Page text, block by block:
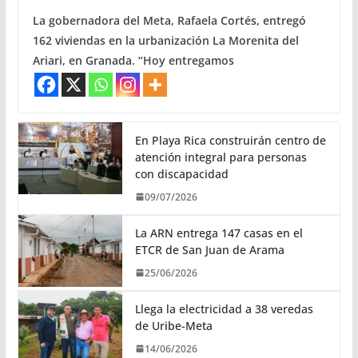
La gobernadora del Meta, Rafaela Cortés, entregó
162 viviendas en la urbanización La Morenita del
Ariari, en Granada. “Hoy entregamos
En Playa Rica construirán centro de
atención integral para personas
con discapacidad
09/07/2026
La ARN entrega 147 casas en el
ETCR de San Juan de Arama
25/06/2026
Llega la electricidad a 38 veredas
de Uribe-Meta
14/06/2026